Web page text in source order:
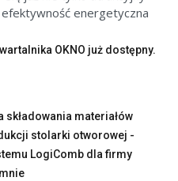
energetyczna
OKNO już dostępny.
składowania materiałów
stolarki otworowej -
LogiComb dla firmy